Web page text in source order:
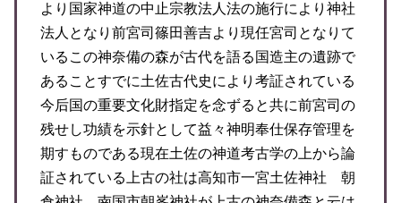
より国家神道の中止宗教法人法の施行により神社
法人となり前宮司篠田善吉より現任宮司となりて
いるこの神奈備の森が古代を語る国造主の遺跡で
あることすでに土佐古代史により考証されている
今后国の重要文化財指定を念ずると共に前宮司の
残せし功績を示針として益々神明奉仕保存管理を
期すものである現在土佐の神道考古学の上から論
証されている上古の社は高知市一宮土佐神社 朝